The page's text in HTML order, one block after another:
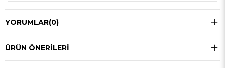
YORUMLAR(0)
ÜRÜN ÖNERILERI